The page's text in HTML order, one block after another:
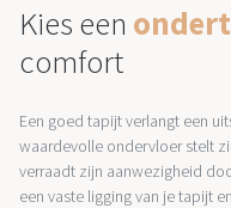
Kies een
comfort
Een goed tapijt verlangt een
waardevolle ondervloer stelt
verraadt zijn aanwezigheid
een vaste ligging van je tapijt